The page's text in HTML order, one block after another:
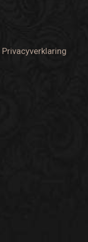
Privacyverklaring